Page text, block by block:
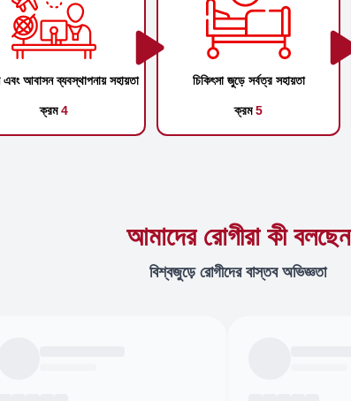
এবং আবাসন ব্যবস্থাপনায় সহায়তা
ক্রম4
চিকিৎসা জুড়ে সর্বত্র সহায়তা
ক্রম5
আমাদের রোগীরা কী বলছেন
বিশ্বজুড়ে রোগীদের বাস্তব অভিজ্ঞতা